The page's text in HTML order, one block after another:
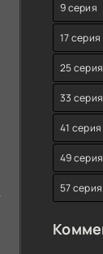
9 серия
17 серия
25 серия
33 серия
41 серия
49 серия
57 серия